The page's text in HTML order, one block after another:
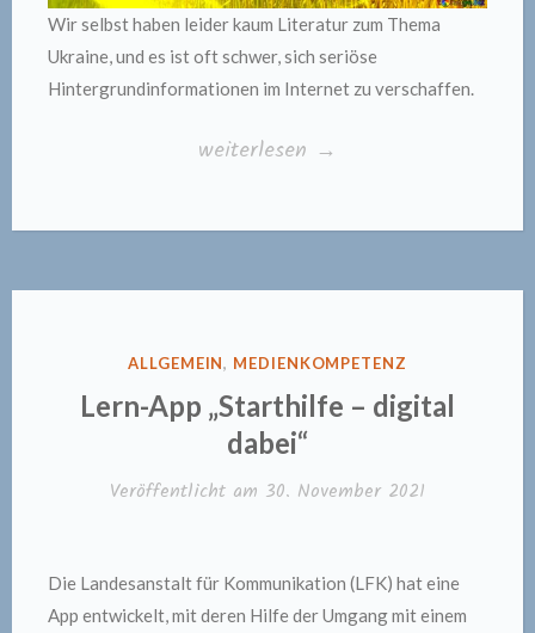
Wir selbst haben leider kaum Literatur zum Thema
Ukraine, und es ist oft schwer, sich seriöse
Hintergrundinformationen im Internet zu verschaffen.
„Ukraine“
weiterlesen →
VERÖFFENTLICHT
ALLGEMEIN, MEDIENKOMPETENZ
Lern-App „Starthilfe – digital
dabei“
Veröffentlicht am 30. November 2021
Die Landesanstalt für Kommunikation (LFK) hat eine
App entwickelt, mit deren Hilfe der Umgang mit einem